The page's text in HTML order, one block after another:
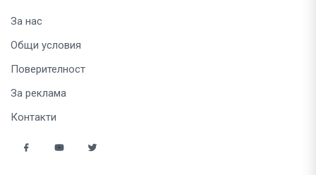
За нас
Общи условия
Поверителност
За реклама
Контакти